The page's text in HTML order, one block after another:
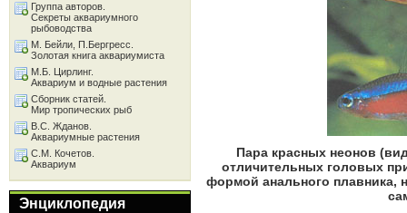
Пара красных неонов
отличительных головых
формой анального плавника,
Группа авторов.
Секреты аквариумного
рыбоводства
М. Бейли, П.Бергресс.
Золотая книга аквариумиста
М.Б. Цирлинг.
Аквариум и водные растения
Сборник статей.
Мир тропических рыб
В.С. Жданов.
Аквариумные растения
С.М. Кочетов.
Аквариум
Энциклопедия